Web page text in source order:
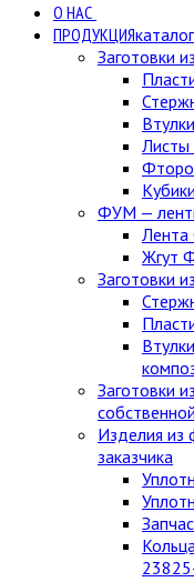
О НАС
ПРОДУКЦИЯ
Заготовки
Листы
ФУМ —
Жгут
Заготовки
Заготовки
Изделия из
заказчика